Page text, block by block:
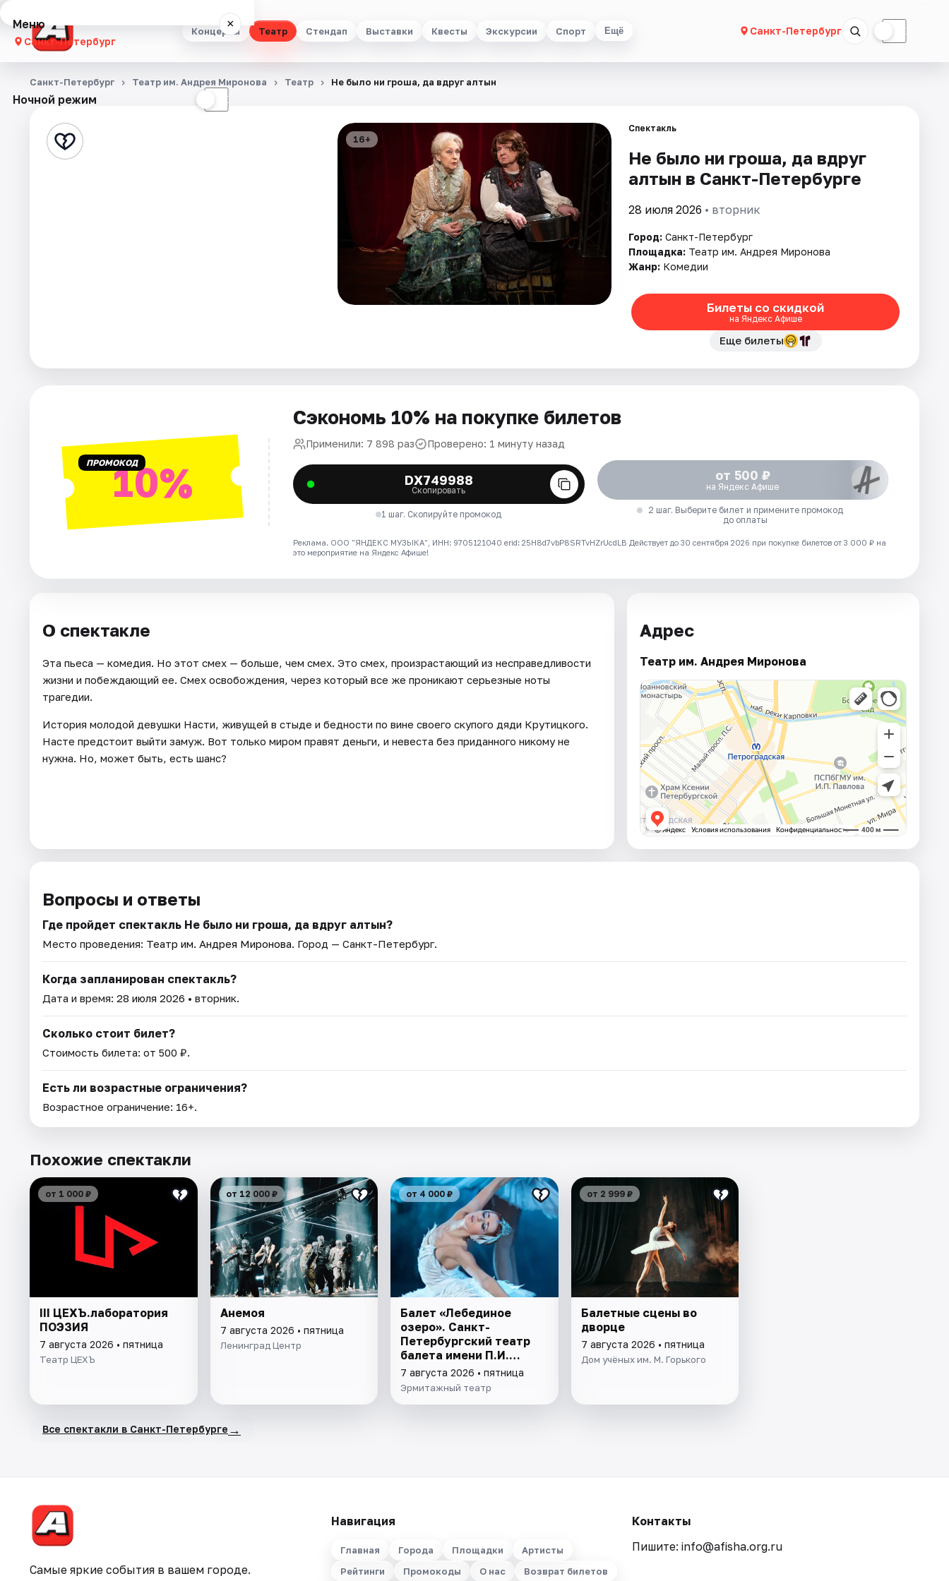
Концерты Театр Стендап Выставки Квесты Экскурсии Спорт Ещё Санкт-Петербург ☾
Меню ×
Санкт-Петербург
Концерты
Стендап
Рейтинги
Ночной режим ☾
Санкт-Петербург Театр им. Андрея Миронова Театр Не было ни гроша, да вдруг алтын
16+
Спектакль
Не было ни гроша, да вдруг
алтын в Санкт-Петербурге
28 июля 2026 • вторник
Город: Санкт-Петербург
Площадка: Театр им. Андрея Миронова
Жанр: Комедии
Билеты со скидкой
на Яндекс Афише
Еще билеты
ПРОМОКОД10%
Сэкономь 10% на покупке билетов
Применили: 7 898 раз Проверено: 1 минуту назад
DX749988
Скопировать
1 шаг. Скопируйте промокод
от 500 ₽
на Яндекс Афише
2 шаг. Выберите билет и примените промокод
до оплаты
Реклама. ООО "ЯНДЕКС МУЗЫКА", ИНН: 9705121040 erid: 25H8d7vbP8SRTvHZrUcdLB Действует до 30 сентября 2026 при покупке билетов от 3 000 ₽ на
это мероприятие на Яндекс Афише!
О спектакле
Эта пьеса — комедия. Но этот смех — больше, чем смех. Это смех, произрастающий из несправедливости
жизни и побеждающий ее. Смех освобождения, через который все же проникают серьезные ноты
трагедии.
История молодой девушки Насти, живущей в стыде и бедности по вине своего скупого дяди Крутицкого.
Насте предстоит выйти замуж. Вот только миром правят деньги, и невеста без приданного никому не
нужна. Но, может быть, есть шанс?
Адрес
Театр им. Андрея Миронова
Вопросы и ответы
Где пройдет спектакль Не было ни гроша, да вдруг алтын?
Место проведения: Театр им. Андрея Миронова. Город — Санкт-Петербург.
Когда запланирован спектакль?
Дата и время: 28 июля 2026 • вторник.
Сколько стоит билет?
Стоимость билета: от 500 ₽.
Есть ли возрастные ограничения?
Возрастное ограничение: 16+.
Похожие спектакли
от 1 000 ₽
III ЦЕХЪ.лаборатория
ПОЭЗИЯ
7 августа 2026 • пятница
Театр ЦЕХЪ
от 12 000 ₽
Анемоя
7 августа 2026 • пятница
Ленинград Центр
от 4 000 ₽
Балет «Лебединое
озеро». Санкт-
Петербургский театр
балета имени П.И.
Чайковского
7 августа 2026 • пятница
Эрмитажный театр
от 2 999 ₽
Балетные сцены во
дворце
7 августа 2026 • пятница
Дом учёных им. М. Горького
Все спектакли в Санкт-Петербурге →
Самые яркие события в вашем городе.
Навигация
Главная Города Площадки
Артисты
Рейтинги
Промокоды О нас Возврат билетов
Контакты
Пишите: info@afisha.org.ru